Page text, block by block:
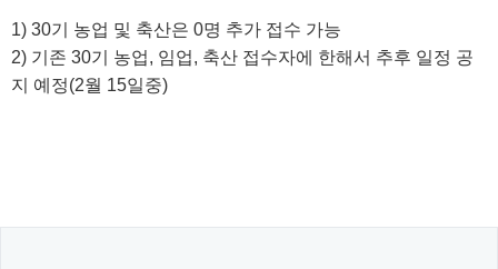
1) 30기 농업 및 축산은 0명 추가 접수 가능
2) 기존 30기 농업, 임업, 축산 접수자에 한해서 추후 일정 공
지 예정(2월 15일중)